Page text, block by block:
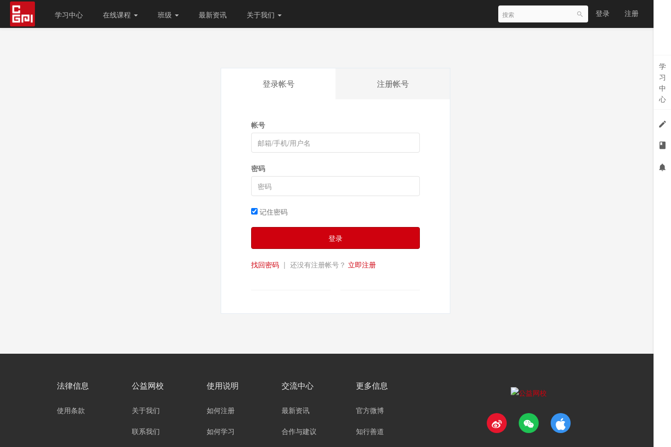
学习中心 在线课程 班级 最新资讯 关于我们 登录 注册
登录帐号 注册帐号
帐号
密码
记住密码
登录
找回密码 | 还没有注册帐号？ 立即注册
法律信息
使用条款
公益网校
关于我们
联系我们
使用说明
如何注册
如何学习
交流中心
最新资讯
合作与建议
更多信息
官方微博
知行善道
学
习
中
心